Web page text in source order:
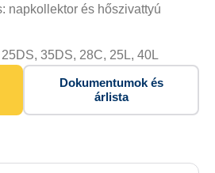
napkollektor és hőszivattyú
35DS, 28C, 25L, 40L
Dokumentumok és
árlista